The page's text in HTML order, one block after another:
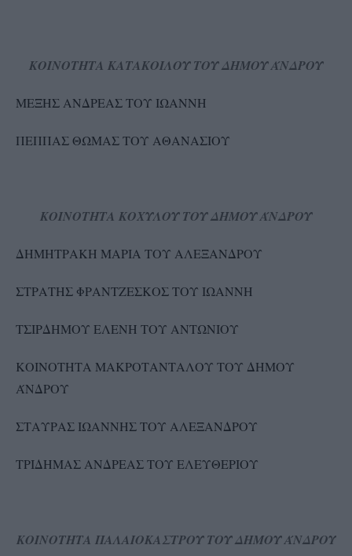
ΚΟΙΝΟΤΗΤΑ ΚΑΤΑΚΟΙΛΟΥ ΤΟΥ ΔΗΜΟΥ ΆΝΔΡΟΥ
ΜΕΞΗΣ ΑΝΔΡΕΑΣ ΤΟΥ ΙΩΑΝΝΗ
ΠΕΠΠΑΣ ΘΩΜΑΣ ΤΟΥ ΑΘΑΝΑΣΙΟΥ
ΚΟΙΝΟΤΗΤΑ ΚΟΧΥΛΟΥ ΤΟΥ ΔΗΜΟΥ ΆΝΔΡΟΥ
ΔΗΜΗΤΡΑΚΗ ΜΑΡΙΑ ΤΟΥ ΑΛΕΞΑΝΔΡΟΥ
ΣΤΡΑΤΗΣ ΦΡΑΝΤΖΕΣΚΟΣ ΤΟΥ ΙΩΑΝΝΗ
ΤΣΙΡΔΗΜΟΥ ΕΛΕΝΗ ΤΟΥ ΑΝΤΩΝΙΟΥ
ΚΟΙΝΟΤΗΤΑ ΜΑΚΡΟΤΑΝΤΑΛΟΥ ΤΟΥ ΔΗΜΟΥ
ΆΝΔΡΟΥ
ΣΤΑΥΡΑΣ ΙΩΑΝΝΗΣ ΤΟΥ ΑΛΕΞΑΝΔΡΟΥ
ΤΡΙΔΗΜΑΣ ΑΝΔΡΕΑΣ ΤΟΥ ΕΛΕΥΘΕΡΙΟΥ
ΚΟΙΝΟΤΗΤΑ ΠΑΛΑΙΟΚΑΣΤΡΟΥ ΤΟΥ ΔΗΜΟΥ ΆΝΔΡΟΥ